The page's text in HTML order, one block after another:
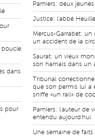
boucle
dans
pour
Pamiers: deux
Justice: l'abbé
Mercus-Garrabet: un
un accident de la
Saurat: un vieux
son harnais dans un
Tribunal
que son permis lui a
sniffe «un rail» de
Pamiers: l'auteur de
entendu aujourd'hui
Une semaine de faits